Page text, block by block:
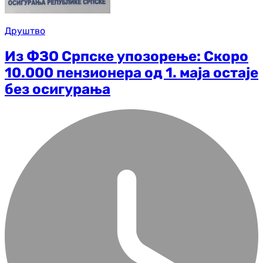
Друштво
Из ФЗО Српске упозорење: Скоро
10.000 пензионера од 1. маја остаје
без осигурања